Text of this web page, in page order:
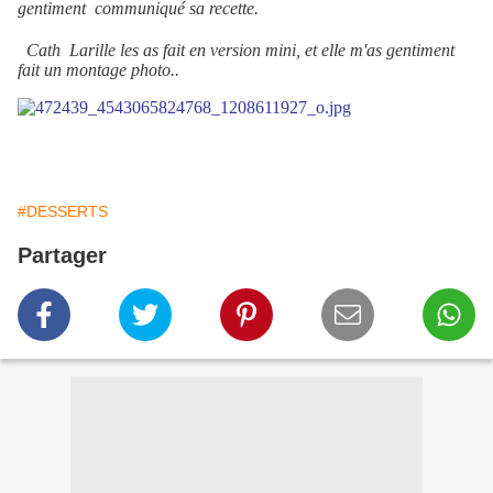
gentiment communiqué sa recette.
Cath Larille les as fait en version mini, et elle m'as gentiment
fait un montage photo..
#DESSERTS
Partager